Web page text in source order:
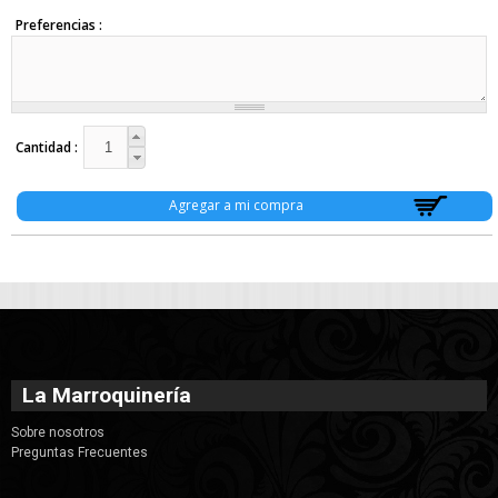
Luncheras (5)
Morrales (29)
Paraguas (19)
Porta Notebook (2)
Riñoneras (5)
Varios (22)
Textil (18)
Guantes (21)
Pelo (36)
Colitas (10)
Hebillas (23)
Preferencias
Cantidad
La Marroquinería
Sobre nosotros
Preguntas Frecuentes